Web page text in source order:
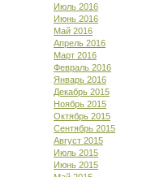
Июль 2016
Июнь 2016
Май 2016
Апрель 2016
Март 2016
Февраль 2016
Январь 2016
Декабрь 2015
Ноябрь 2015
Октябрь 2015
Сентябрь 2015
Август 2015
Июль 2015
Июнь 2015